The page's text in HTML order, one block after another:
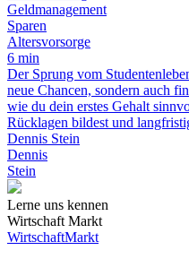
Geldmanagement
Sparen
Altersvorsorge
6 min
Der Sprung vom
neue Chancen, sondern auch
wie du dein erstes Gehalt
Rücklagen bildest und
Dennis Stein
Dennis
Stein
Lerne uns kennen
Wirtschaft Markt
WirtschaftMarkt